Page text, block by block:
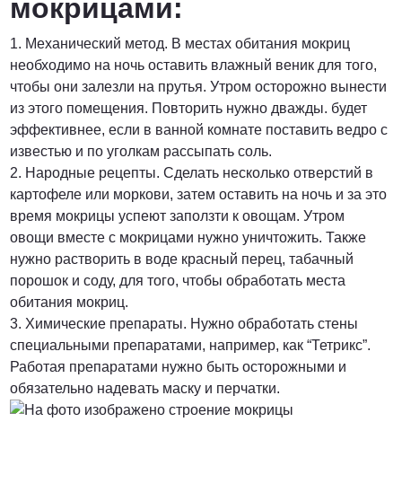
мокрицами:
1. Механический метод. В местах обитания мокриц
необходимо на ночь оставить влажный веник для того,
чтобы они залезли на прутья. Утром осторожно вынести
из этого помещения. Повторить нужно дважды. будет
эффективнее, если в ванной комнате поставить ведро с
известью и по уголкам рассыпать соль.
2. Народные рецепты. Сделать несколько отверстий в
картофеле или моркови, затем оставить на ночь и за это
время мокрицы успеют заползти к овощам. Утром
овощи вместе с мокрицами нужно уничтожить. Также
нужно растворить в воде красный перец, табачный
порошок и соду, для того, чтобы обработать места
обитания мокриц.
3. Химические препараты. Нужно обработать стены
специальными препаратами, например, как “Тетрикс”.
Работая препаратами нужно быть осторожными и
обязательно надевать маску и перчатки.